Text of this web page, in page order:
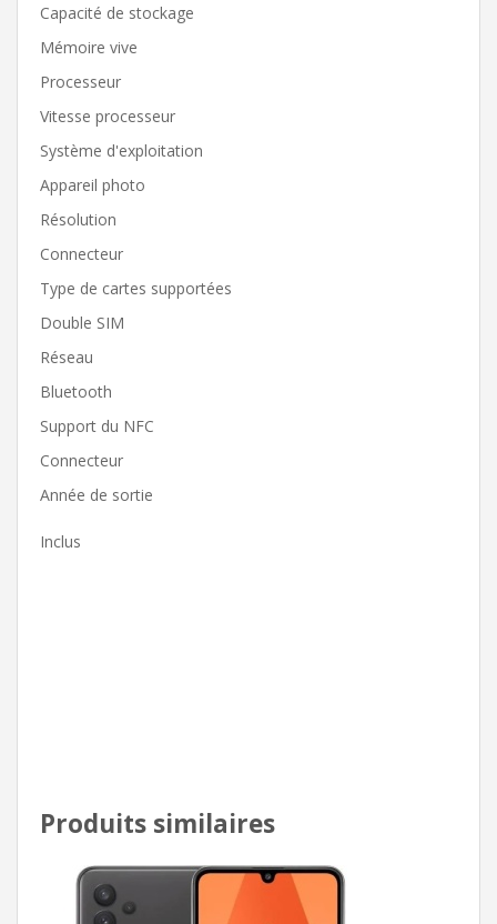
Capacité de stockage
Mémoire vive
Processeur
Vitesse processeur
Système d'exploitation
Appareil photo
Résolution
Connecteur
Type de cartes supportées
Double SIM
Réseau
Bluetooth
Support du NFC
Connecteur
Année de sortie
Inclus
Produits similaires